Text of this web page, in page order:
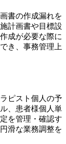
書の作成漏れを
計画書や目標設
成が必要な際に
き、事務管理上
ピスト個人の予
、患者様個人単
を管理・確認す
滑な業務調整を